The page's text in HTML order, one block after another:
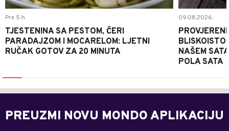
Pre 5 h
TJESTENINA SA PESTOM, ČERI
PARADAJZOM I MOCARELOM: LJETNI
RUČAK GOTOV ZA 20 MINUTA
09.08.2026.
NAŠEM
POLA SATA
PREUZMI NOVU MONDO APLIKACIJU